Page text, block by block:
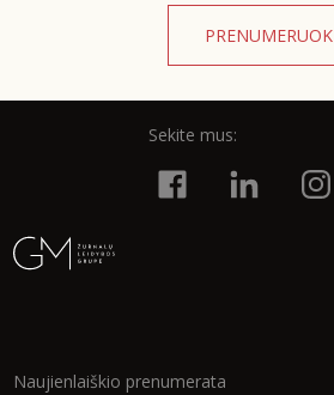
PRENUMERUOK
Sekite mus:
Naujienlaiškio prenumerata